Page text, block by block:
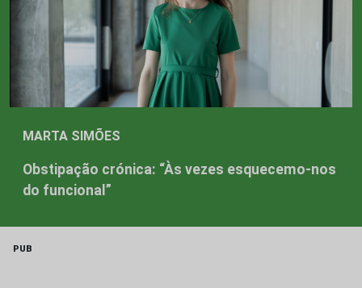
MARTA SIMÕES
Obstipação crónica: “Às vezes esquecemo-nos
do funcional”
PUB